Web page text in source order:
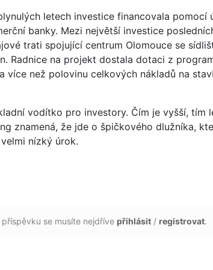
letech investice financovala pomocí
banky. Mezi největší investice
trati spojující centrum Olomouce se
Radnice na projekt dostala dotaci z
více než polovinu celkových nákladů na
vodítko pro investory. Čím je vyšší, tím
znamená, že jde o špičkového dlužníka,
nízký úrok.
se musíte nejdříve přihlásit / registrovat.